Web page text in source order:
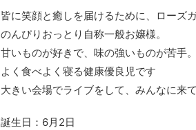
皆に笑顔と癒しを届けるために、ローズ
のんびりおっとり自称一般お嬢様。
甘いものが好きで、味の強いものが苦手
よく食べよく寝る健康優良児です
大きい会場でライブをして、みんなに来
誕生日：6月2日